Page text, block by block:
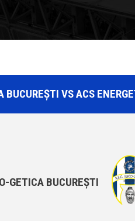
BUCUREȘTI VS ACS
GETICA BUCUREȘTI